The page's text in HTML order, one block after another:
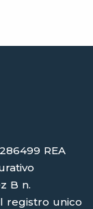
REA
B n.
registro unico